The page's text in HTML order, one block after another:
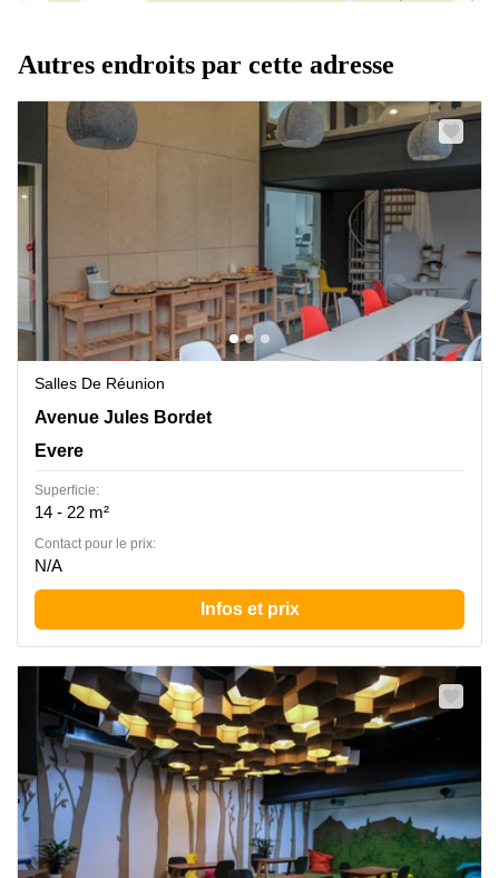
Autres endroits par cette adresse
Salles De Réunion
Jules Bordetlaan 13, Evere
Avenue Jules Bordet
Evere
Superficie:
14 - 22 m²
Contact pour le prix:
N/A
Infos et prix